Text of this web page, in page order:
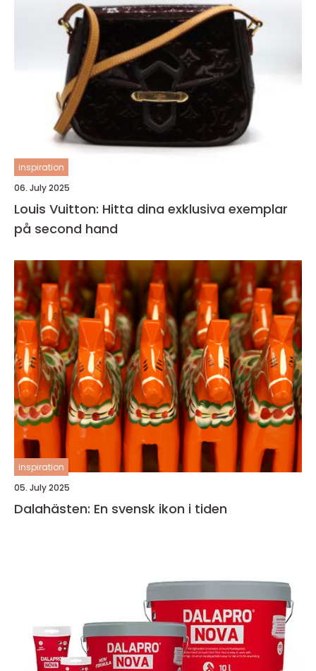
inspiration
06. July 2025
Louis Vuitton: Hitta dina exklusiva exemplar
på second hand
inspiration
05. July 2025
Dalahästen: En svensk ikon i tiden